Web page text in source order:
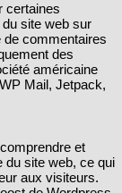
certaines
site web sur
commentaires
des
américaine
Mail, Jetpack,
et
du site web, ce qui
aux visiteurs.